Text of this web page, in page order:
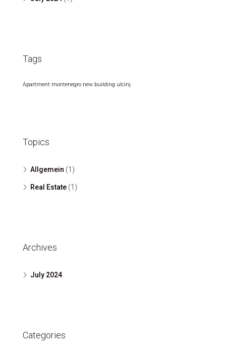
Tags
Apartment montenegro new building ulcinj
Topics
Allgemein (1)
Real Estate (1)
Archives
July 2024
Categories